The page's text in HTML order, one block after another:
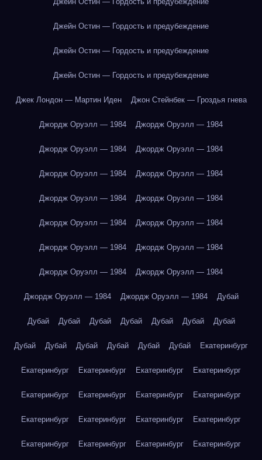
Джейн Остин — Гордость и предубеждение
Джейн Остин — Гордость и предубеждение
Джейн Остин — Гордость и предубеждение
Джек Лондон — Мартин Иден Джон Стейнбек — Гроздья гнева
Джордж Оруэлл — 1984 Джордж Оруэлл — 1984
Джордж Оруэлл — 1984 Джордж Оруэлл — 1984
Джордж Оруэлл — 1984 Джордж Оруэлл — 1984
Джордж Оруэлл — 1984 Джордж Оруэлл — 1984
Джордж Оруэлл — 1984 Джордж Оруэлл — 1984
Джордж Оруэлл — 1984 Джордж Оруэлл — 1984
Джордж Оруэлл — 1984 Джордж Оруэлл — 1984
Джордж Оруэлл — 1984 Джордж Оруэлл — 1984 Дубай
Дубай Дубай Дубай Дубай Дубай Дубай Дубай
Дубай Дубай Дубай Дубай Дубай Дубай Екатеринбург
Екатеринбург Екатеринбург Екатеринбург Екатеринбург
Екатеринбург Екатеринбург Екатеринбург Екатеринбург
Екатеринбург Екатеринбург Екатеринбург Екатеринбург
Екатеринбург Екатеринбург Екатеринбург Екатеринбург